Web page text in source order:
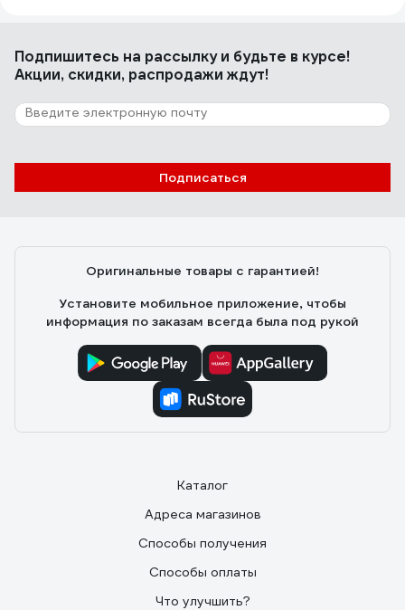
Подпишитесь на рассылкуи будьте в курсе!
Акции, скидки, распродажи ждут!
Подписаться
Оригинальные товары с гарантией!
Установите мобильное приложение, чтобы
информация по заказам всегда была под рукой
Каталог
Адреса магазинов
Способы получения
Способы оплаты
Что улучшить?